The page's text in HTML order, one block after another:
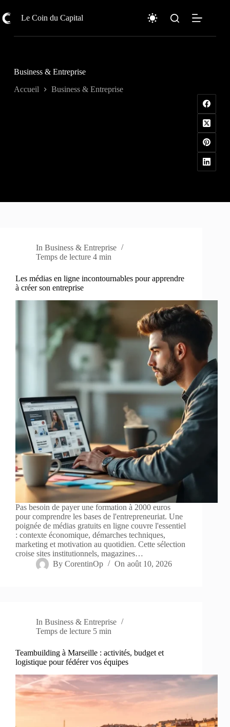
au
contenu
Le Coin du Capital
Business & Entreprise
Accueil Business & Entreprise
In Business & Entreprise
Temps de lecture 4 min
Les médias en ligne incontournables pour apprendre
à créer son entreprise
Pas besoin de payer une formation à 2000 euros
pour comprendre les bases de l'entrepreneuriat. Une
poignée de médias gratuits en ligne couvre l'essentiel
: contexte économique, démarches techniques,
marketing et motivation au quotidien. Cette sélection
croise sites institutionnels, magazines…
By CorentinOp On août 10, 2026
In Business & Entreprise
Temps de lecture 5 min
Teambuilding à Marseille : activités, budget et
logistique pour fédérer vos équipes